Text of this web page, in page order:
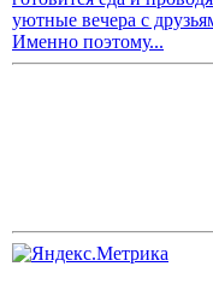
уютные вечера с
Именно поэтому...